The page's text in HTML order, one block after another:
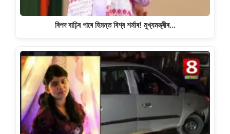
বিপদ বাঢ়িব পাৰে হিমন্ত বিশ্ব শৰ্মাৰ! মুখ্যমন্ত্ৰীৰ…